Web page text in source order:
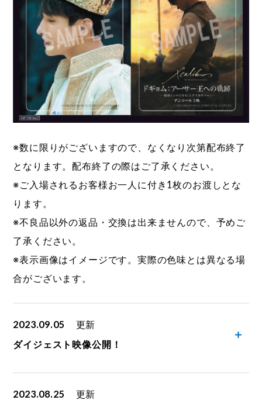
※数に限りがございますので、なくなり次第配布終了
となります。配布終了の際はご了承ください。
※ご入場されるお客様お一人に付き1枚のお渡しとな
ります。
※不良品以外の返品・交換は出来ませんので、予めご
了承ください。
※表示画像はイメージです。実際の色味とは異なる場
合がございます。
2023.09.05
更新
ダイジェスト映像公開！
2023.08.25
更新